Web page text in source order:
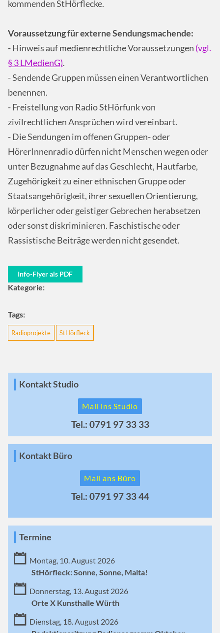
kommenden StHörflecke.
Voraussetzung für externe Sendungsmachende:
- Hinweis auf medienrechtliche Voraussetzungen (vgl.
§ 3 LMedienG).
- Sendende Gruppen müssen einen Verantwortlichen
benennen.
- Freistellung von Radio StHörfunk von
zivilrechtlichen Ansprüchen wird vereinbart.
- Die Sendungen im offenen Gruppen- oder
HörerInnenradio dürfen nicht Menschen wegen oder
unter Bezugnahme auf das Geschlecht, Hautfarbe,
Zugehörigkeit zu einer ethnischen Gruppe oder
Staatsangehörigkeit, ihrer sexuellen Orientierung,
körperlicher oder geistiger Gebrechen herabsetzen
oder sonst diskriminieren. Faschistische oder
Rassistische Beiträge werden nicht gesendet.
Info-Flyer als PDF
Kategorie:
Tags:
Radioprojekte StHörfleck
Kontakt Studio
Mail ins Studio
Tel.: 0791 97 33 33
Kontakt Büro
Mail ans Büro
Tel.: 0791 97 33 44
Termine
Montag, 10. August 2026
StHörfleck: Sonne, Sonne, Malta!
Donnerstag, 13. August 2026
Orte X Kunsthalle Würth
Dienstag, 18. August 2026